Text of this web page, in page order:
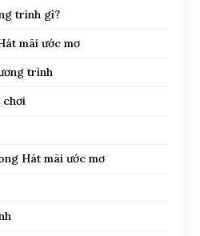
trình gì?
mãi ước mơ
trình
chơi
Hát mãi ước mơ